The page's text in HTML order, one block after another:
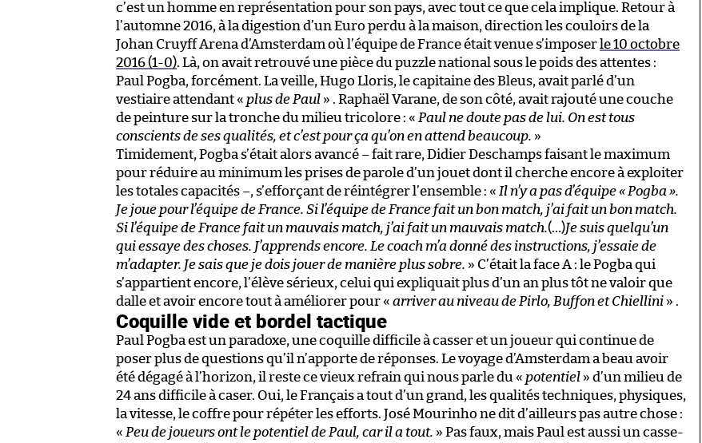
c’est un homme en représentation pour son pays, avec tout ce que cela implique. Retour à
l’automne 2016, à la digestion d’un Euro perdu à la maison, direction les couloirs de la
Johan Cruyff Arena d’Amsterdam où l’équipe de France était venue s’imposer le 10 octobre
2016 (1-0). Là, on avait retrouvé une pièce du puzzle national sous le poids des attentes :
Paul Pogba, forcément. La veille, Hugo Lloris, le capitaine des Bleus, avait parlé d’un
vestiaire attendant « plus de Paul » . Raphaël Varane, de son côté, avait rajouté une couche
de peinture sur la tronche du milieu tricolore : « Paul ne doute pas de lui. On est tous
conscients de ses qualités, et c’est pour ça qu’on en attend beaucoup. »
Timidement, Pogba s’était alors avancé – fait rare, Didier Deschamps faisant le maximum
pour réduire au minimum les prises de parole d’un jouet dont il cherche encore à exploiter
les totales capacités –, s’efforçant de réintégrer l’ensemble : « Il n’y a pas d’équipe « Pogba ».
Je joue pour l’équipe de France. Si l’équipe de France fait un bon match, j’ai fait un bon match.
Si l’équipe de France fait un mauvais match, j’ai fait un mauvais match.(…)Je suis quelqu’un
qui essaye des choses. J’apprends encore. Le coach m’a donné des instructions, j’essaie de
m’adapter. Je sais que je dois jouer de manière plus sobre. » C’était la face A : le Pogba qui
s’appartient encore, l’élève sérieux, celui qui expliquait plus d’un an plus tôt ne valoir que
dalle et avoir encore tout à améliorer pour « arriver au niveau de Pirlo, Buffon et Chiellini » .
Coquille vide et bordel tactique
Paul Pogba est un paradoxe, une coquille difficile à casser et un joueur qui continue de
poser plus de questions qu’il n’apporte de réponses. Le voyage d’Amsterdam a beau avoir
été dégagé à l’horizon, il reste ce vieux refrain qui nous parle du « potentiel » d’un milieu de
24 ans difficile à caser. Oui, le Français a tout d’un grand, les qualités techniques, physiques,
la vitesse, le coffre pour répéter les efforts. José Mourinho ne dit d’ailleurs pas autre chose :
« Peu de joueurs ont le potentiel de Paul, car il a tout. » Pas faux, mais Paul est aussi un casse-